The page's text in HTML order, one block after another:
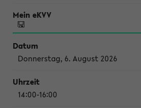
Donnerstag, 6. August 2026
14:00-16:00